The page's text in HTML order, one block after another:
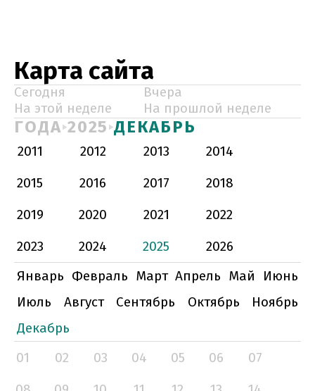
Карта сайта
Сегодня
Вчера
На этой неделе
На прошлой неделе
ГОДА 2025 ДЕКАБРЬ
2011 2012 2013
2014
2015
2016 2017
2018
2019
2020 2021
2022
2023
2024 2025
2026
Январь Февраль Март Апрель Май
Июнь
Июль
Август Сентябрь Октябрь
Ноябрь
Декабрь
01
02 03 04 05 06
07